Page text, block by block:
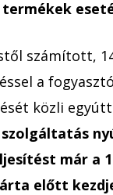
számított,
a
közli
már a
előtt